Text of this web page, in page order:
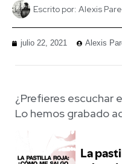
Escrito por: Alexis
julio 22, 2021 Alexis
¿Prefieres escuchar
Lo hemos grabado